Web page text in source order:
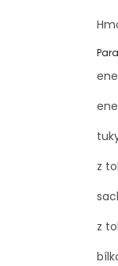
z
z